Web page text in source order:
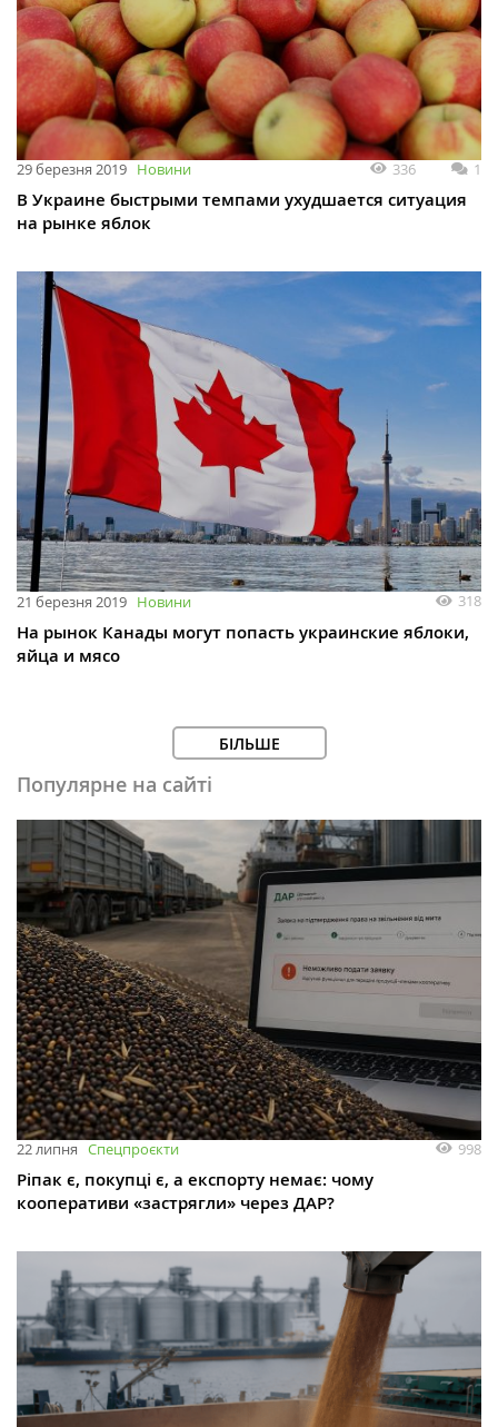
29 березня 2019 Новини 336 1
В Украине быстрыми темпами ухудшается ситуация
на рынке яблок
21 березня 2019 Новини 318
На рынок Канады могут попасть украинские яблоки,
яйца и мясо
БІЛЬШЕ
Популярне на сайті
22 липня Спецпроєкти 998
Ріпак є, покупці є, а експорту немає: чому
кооперативи «застрягли» через ДАР?